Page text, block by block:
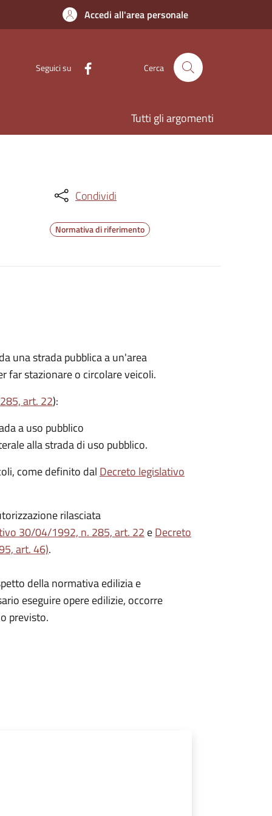
Accedi all'area personale
Seguici su Cerca
Tutti gli argomenti
Condividi
Normativa di riferimento
una strada pubblica a un'area
far stazionare o circolare veicoli.
art. 22):
a uso pubblico
alla strada di uso pubblico.
come definito dal Decreto legislativo
rilasciata
30/04/1992, n. 285, art. 22 eDecreto
art. 46).
della normativa edilizia e
eseguire opere edilizie, occorre
previsto.